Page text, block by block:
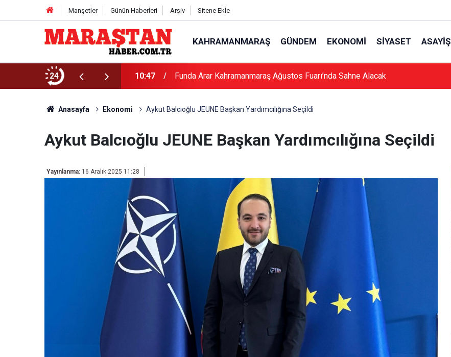
Manşetler Günün Haberleri Arşiv Sitene Ekle
KAHRAMANMARAŞ GÜNDEM EKONOMI SIYASET ASAYIŞ
24 10:47 Funda Arar Kahramanmaraş Ağustos Fuarı’nda Sahne Alacak
Anasayfa Ekonomi Aykut Balcıoğlu JEUNE Başkan Yardımcılığına Seçildi
Aykut Balcıoğlu JEUNE Başkan Yardımcılığına Seçildi
Yayınlanma: 16 Aralık 2025 11:28